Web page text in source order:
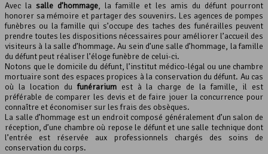
Avec la salle d’hommage, la famille et les amis du défunt pourront
honorer sa mémoire et partager des souvenirs. Les agences de pompes
funèbres ou la famille qui s’occupe des taches des funérailles peuvent
prendre toutes les dispositions nécessaires pour améliorer l’accueil des
visiteurs à la salle d’hommage. Au sein d’une salle d’hommage, la famille
du défunt peut réaliser l’éloge funèbre de celui-ci.
Notons que le domicile du défunt, l’institut médico-légal ou une chambre
mortuaire sont des espaces propices à la conservation du défunt. Au cas
où la location dufunérarium est à la charge de la famille, il est
préférable de comparer les devis et de faire jouer la concurrence pour
connaître et économiser sur les frais des obsèques.
La salle d’hommage est un endroit composé généralement d’un salon de
réception, d’une chambre où repose le défunt et une salle technique dont
l’entrée est réservée aux professionnels chargés des soins de
conservation du corps.